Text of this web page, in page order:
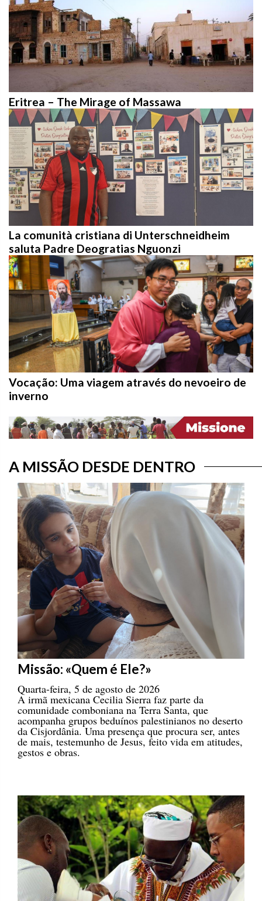
Eritrea – The Mirage of Massawa
La comunità cristiana di Unterschneidheim
saluta Padre Deogratias Nguonzi
Vocação: Uma viagem através do nevoeiro de
inverno
A MISSÃO DESDE DENTRO
Missão: «Quem é Ele?»
Quarta-feira, 5 de agosto de 2026
A irmã mexicana Cecilia Sierra faz parte da
comunidade comboniana na Terra Santa, que
acompanha grupos beduínos palestinianos no deserto
da Cisjordânia. Uma presença que procura ser, antes
de mais, testemunho de Jesus, feito vida em atitudes,
gestos e obras.